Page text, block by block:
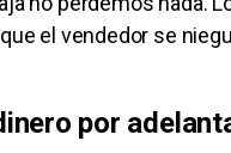
el vendedor se
por